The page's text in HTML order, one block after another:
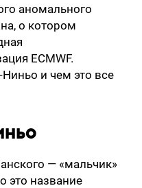
аномального
о котором
ECMWF.
и чем это все
— «мальчик»
это название